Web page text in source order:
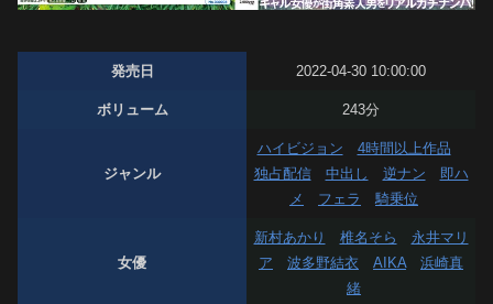
発売日 2022-04-30 10:00:00
ボリューム 243分
ジャンル
ハイビジョン
4時間以上作品
独占配信
中出し 逆ナン
即ハ
メ
フェラ 騎乗位
女優
新村あかり 椎名そら
永井マリ
ア
波多野結衣 AIKA
浜崎真
緒